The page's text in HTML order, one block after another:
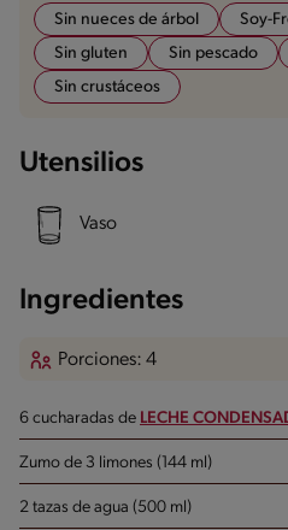
Sin nueces de árbol Soy-
Sin gluten
Sin pescado
Sin crustáceos
Utensilios
Vaso
Ingredientes
Porciones: 4
6 cucharadas de LECHE
Zumo de 3 limones (144 ml)
2 tazas de agua (500 ml)